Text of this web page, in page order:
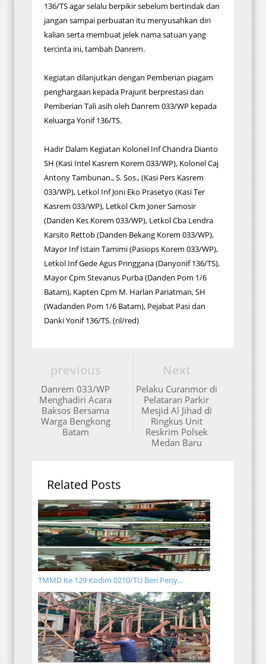
136/TS agar selalu berpikir sebelum bertindak dan
jangan sampai perbuatan itu menyusahkan diri
kalian serta membuat jelek nama satuan yang
tercinta ini, tambah Danrem.
Kegiatan dilanjutkan dengan Pemberian piagam
penghargaan kepada Prajurit berprestasi dan
Pemberian Tali asih oleh Danrem 033/WP kepada
Keluarga Yonif 136/TS.
Hadir Dalam Kegiatan Kolonel Inf Chandra Dianto
SH (Kasi Intel Kasrem Korem 033/WP), Kolonel Caj
Antony Tambunan., S. Sos., (Kasi Pers Kasrem
033/WP), Letkol Inf Joni Eko Prasetyo (Kasi Ter
Kasrem 033/WP), Letkol Ckm Joner Samosir
(Danden Kes Korem 033/WP), Letkol Cba Lendra
Karsito Rettob (Danden Bekang Korem 033/WP),
Mayor Inf Istain Tamimi (Pasiops Korem 033/WP),
Letkol Inf Gede Agus Pringgana (Danyonif 136/TS),
Mayor Cpm Stevanus Purba (Danden Pom 1/6
Batam), Kapten Cpm M. Harlan Pariatman, SH
(Wadanden Pom 1/6 Batam), Pejabat Pasi dan
Danki Yonif 136/TS. (ril/red)
Next
Pelaku Curanmor di
Pelataran Parkir
Mesjid Al Jihad di
Ringkus Unit
Reskrim Polsek
Medan Baru
previous
Danrem 033/WP
Menghadiri Acara
Baksos Bersama
Warga Bengkong
Batam
Related Posts
TMMD Ke 129 Kodim 0210/TU Beri Peny...